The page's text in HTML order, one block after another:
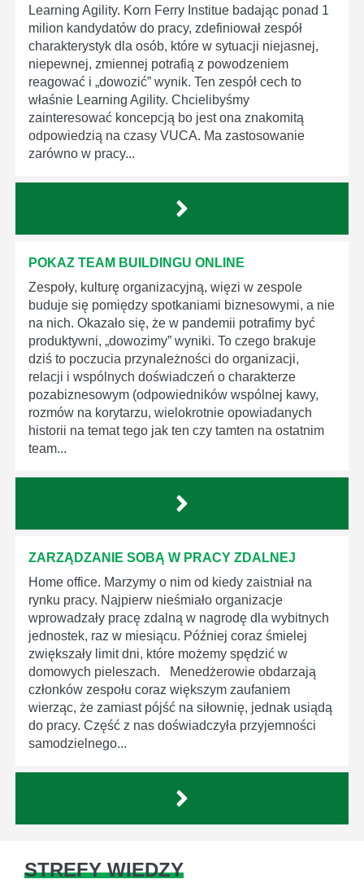
Learning Agility. Korn Ferry Institue badając ponad 1
milion kandydatów do pracy, zdefiniował zespół
charakterystyk dla osób, które w sytuacji niejasnej,
niepewnej, zmiennej potrafią z powodzeniem
reagować i „dowozić” wynik. Ten zespół cech to
właśnie Learning Agility. Chcielibyśmy
zainteresować koncepcją bo jest ona znakomitą
odpowiedzią na czasy VUCA. Ma zastosowanie
zarówno w pracy...
POKAZ TEAM BUILDINGU ONLINE
Zespoły, kulturę organizacyjną, więzi w zespole
buduje się pomiędzy spotkaniami biznesowymi, a nie
na nich. Okazało się, że w pandemii potrafimy być
produktywni, „dowozimy” wyniki. To czego brakuje
dziś to poczucia przynależności do organizacji,
relacji i wspólnych doświadczeń o charakterze
pozabiznesowym (odpowiedników wspólnej kawy,
rozmów na korytarzu, wielokrotnie opowiadanych
historii na temat tego jak ten czy tamten na ostatnim
team...
ZARZĄDZANIE SOBĄ W PRACY ZDALNEJ
Home office. Marzymy o nim od kiedy zaistniał na
rynku pracy. Najpierw nieśmiało organizacje
wprowadzały pracę zdalną w nagrodę dla wybitnych
jednostek, raz w miesiącu. Później coraz śmielej
zwiększały limit dni, które możemy spędzić w
domowych pieleszach. Menedżerowie obdarzają
członków zespołu coraz większym zaufaniem
wierząc, że zamiast pójść na siłownię, jednak usiądą
do pracy. Część z nas doświadczyła przyjemności
samodzielnego...
STREFY WIEDZY